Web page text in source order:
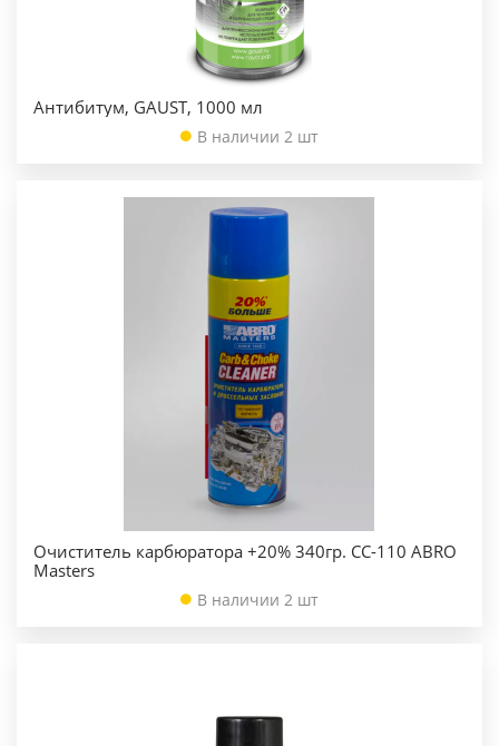
Антибитум, GAUST, 1000 мл
В наличии 2 шт
Очиститель карбюратора +20% 340гр. СС-110 ABRO
Masters
В наличии 2 шт